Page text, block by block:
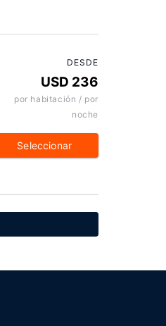
DESDE
USD 236
por habitación / por
noche
Seleccionar